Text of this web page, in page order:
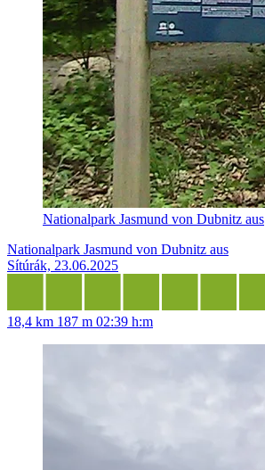
Nationalpark Jasmund von Dubnitz aus
Nationalpark Jasmund von Dubnitz aus
Sítúrák, 23.06.2025
18,4 km 187 m 02:39 h:m